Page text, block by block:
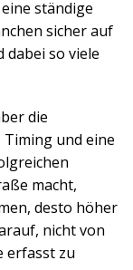
ständige
sicher auf
so viele
die
und eine
macht,
desto höher
nicht von
erfasst zu